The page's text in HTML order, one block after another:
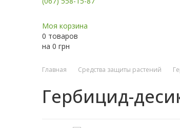
Моя корзина
0 товаров
на 0 грн
Главная Средства защиты растений
Гербицид-